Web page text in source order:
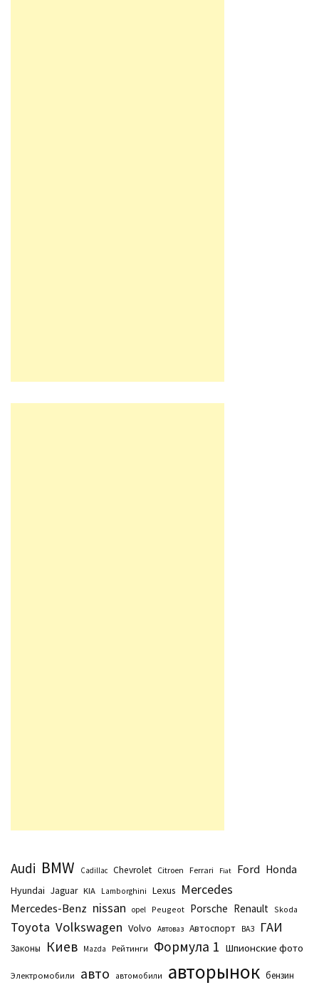
Audi BMW Cadillac Chevrolet Citroen Ferrari Fiat Ford Honda
Hyundai Jaguar KIA Lamborghini Lexus Mercedes
Mercedes-Benz nissan opel Peugeot Porsche Renault Skoda
Toyota Volkswagen Volvo Автоваз Автоспорт ВАЗ ГАИ
Законы Киев Маzda Рейтинги Формула 1 Шпионские фото
Электромобили авто автомобили авторынок бензин